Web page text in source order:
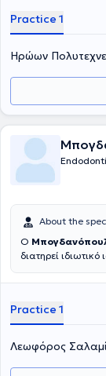
Practice 1
Ηρώων
About the
Ο
διατηρεί
και στη συνέχεια
Πανεπιστήμιο της
στην
είναι η
πληθώρα
εμπειρία σε
Practice 1
Λεωφόρος